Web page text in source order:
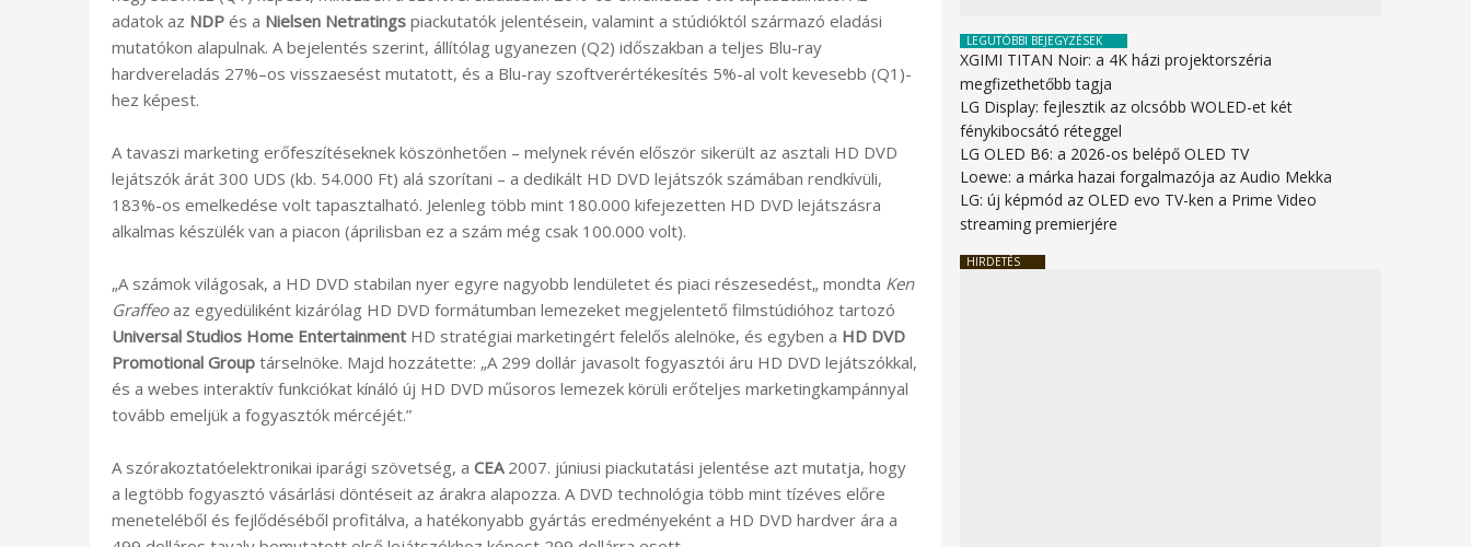
adatok az NDP és a Nielsen Netratings piackutatók jelentésein, valamint a stúdióktól származó eladási
mutatókon alapulnak. A bejelentés szerint, állítólag ugyanezen (Q2) időszakban a teljes Blu-ray
hardvereladás 27%–os visszaesést mutatott, és a Blu-ray szoftverértékesítés 5%-al volt kevesebb (Q1)-
hez képest.
A tavaszi marketing erőfeszítéseknek köszönhetően – melynek révén először sikerült az asztali HD DVD
lejátszók árát 300 UDS (kb. 54.000 Ft) alá szorítani – a dedikált HD DVD lejátszók számában rendkívüli,
183%-os emelkedése volt tapasztalható. Jelenleg több mint 180.000 kifejezetten HD DVD lejátszásra
alkalmas készülék van a piacon (áprilisban ez a szám még csak 100.000 volt).
„A számok világosak, a HD DVD stabilan nyer egyre nagyobb lendületet és piaci részesedést„ mondta Ken
Graffeoaz egyedüliként kizárólag HD DVD formátumban lemezeket megjelentető filmstúdióhoz tartozó
Universal Studios Home Entertainment HD stratégiai marketingért felelős alelnöke, és egyben a HD DVD
Promotional Group társelnöke. Majd hozzátette: „A 299 dollár javasolt fogyasztói áru HD DVD lejátszókkal,
és a webes interaktív funkciókat kínáló új HD DVD műsoros lemezek körüli erőteljes marketingkampánnyal
tovább emeljük a fogyasztók mércéjét.”
A szórakoztatóelektronikai iparági szövetség, a CEA2007. júniusi piackutatási jelentése azt mutatja, hogy
a legtöbb fogyasztó vásárlási döntéseit az árakra alapozza. A DVD technológia több mint tízéves előre
meneteléből és fejlődéséből profitálva, a hatékonyabb gyártás eredményeként a HD DVD hardver ára a
LEGUTÓBBI BEJEGYZÉSEK
XGIMI TITAN Noir: a 4K házi projektorszéria
megfizethetőbb tagja
LG Display: fejlesztik az olcsóbb WOLED-et két
fénykibocsátó réteggel
LG OLED B6: a 2026-os belépő OLED TV
Loewe: a márka hazai forgalmazója az Audio Mekka
LG: új képmód az OLED evo TV-ken a Prime Video
streaming premierjére
HIRDETÉS